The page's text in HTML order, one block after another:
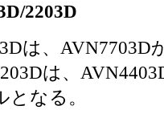
2203D
は、AVN7703D
は、
となる。